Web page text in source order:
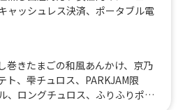
ャッシュレス決済、 ポータブル電
巻きたまごの和風あんかけ、京乃
ト、雫チュロス、PARKJAM限
ロングチュロス、ふりふりポテ